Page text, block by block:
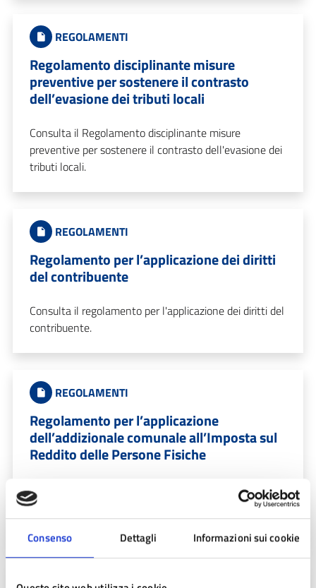
Consenso Dettagli Informazioni sui cookie
REGOLAMENTI
Regolamento disciplinante misure
preventive per sostenere il contrasto
dell’evasione dei tributi locali
Consulta il Regolamento disciplinante misure
preventive per sostenere il contrasto dell'evasione dei
tributi locali.
REGOLAMENTI
Regolamento per l’applicazione dei diritti
del contribuente
Consulta il regolamento per l'applicazione dei diritti del
contribuente.
REGOLAMENTI
Regolamento per l’applicazione
dell’addizionale comunale all’Imposta sul
Reddito delle Persone Fisiche
Consulta il regolamento per l'applicazione
dell'addizionale comunale all'Imposta sul Reddito delle
Persone Fisiche.